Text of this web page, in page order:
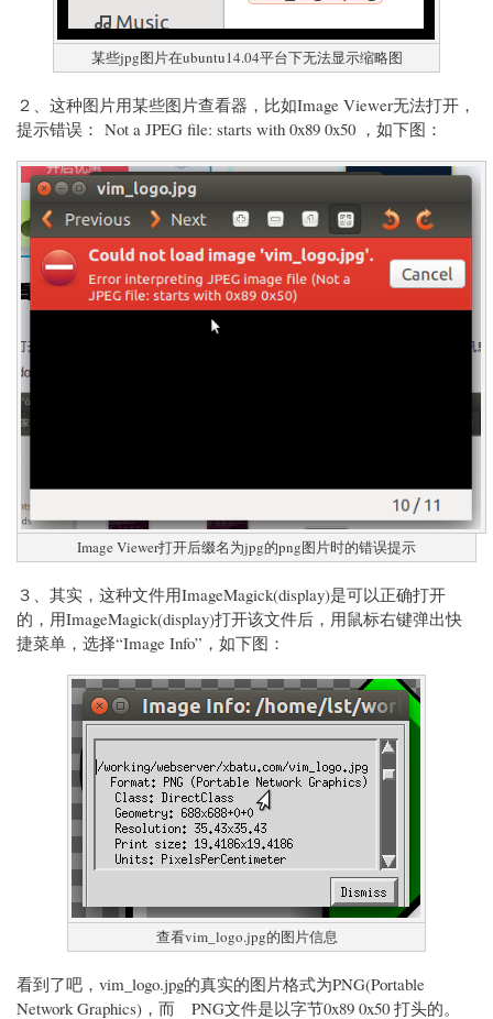
某些jpg图片在ubuntu14.04平台下无法显示缩略图
２、这种图片用某些图片查看器，比如Image Viewer无法打开，
提示错误： Not a JPEG file: starts with 0x89 0x50 ，如下图：
Image Viewer打开后缀名为jpg的png图片时的错误提示
３、其实，这种文件用ImageMagick(display)是可以正确打开
的，用ImageMagick(display)打开该文件后，用鼠标右键弹出快
捷菜单，选择“Image Info”，如下图：
查看vim_logo.jpg的图片信息
看到了吧，vim_logo.jpg的真实的图片格式为PNG(Portable
Network Graphics)，而 PNG文件是以字节0x89 0x50 打头的。